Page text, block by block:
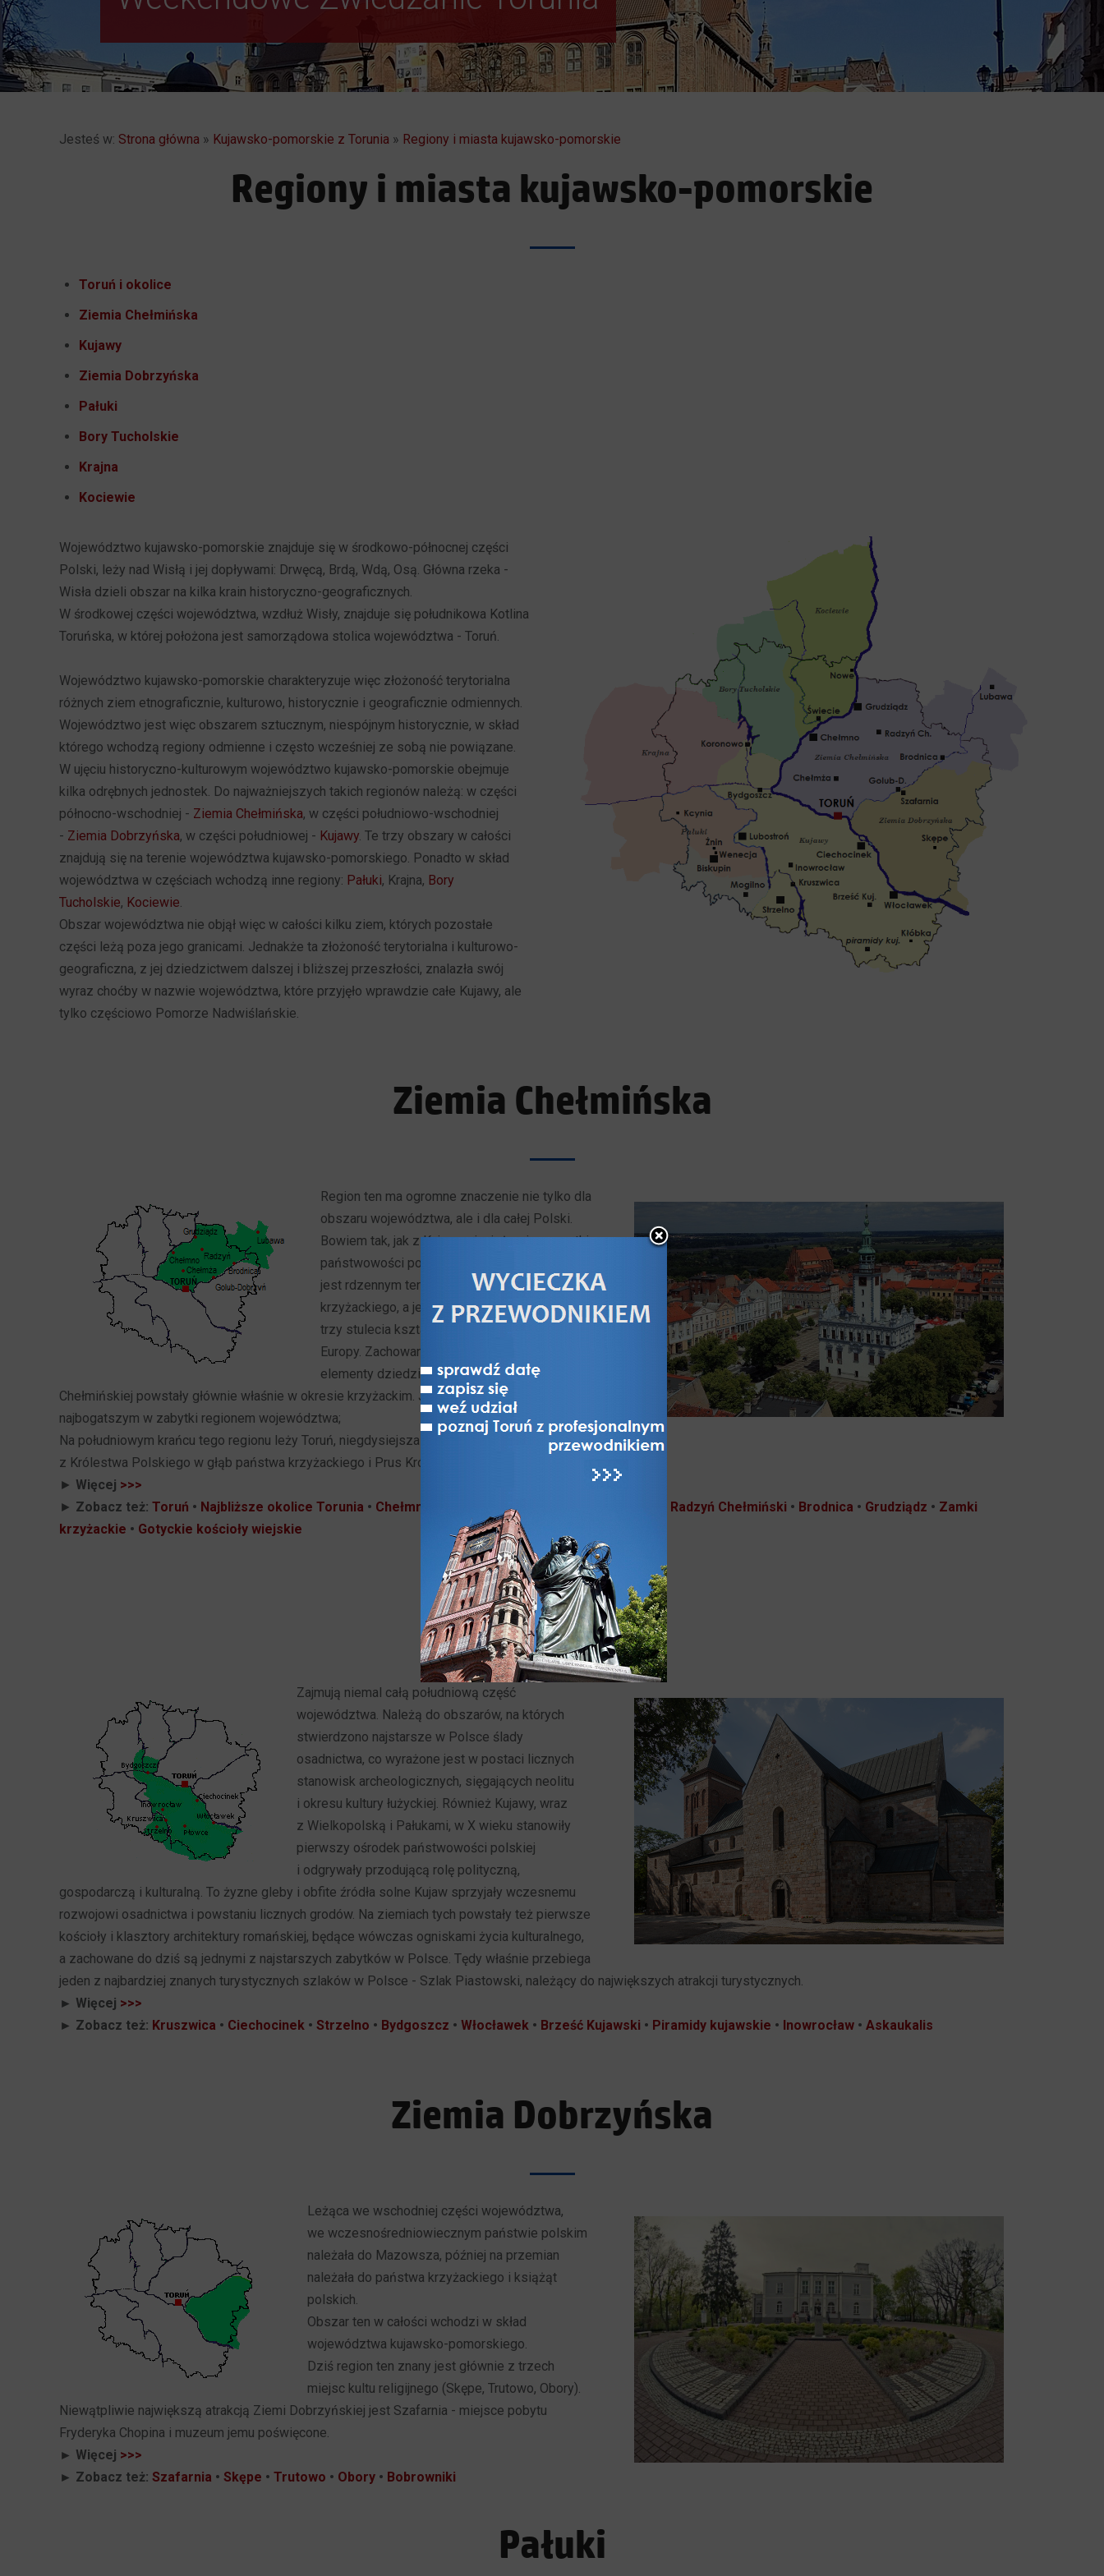
Jesteś w: Strona główna » Kujawsko-pomorskie z Torunia » Regiony i miasta kujawsko-pomorskie
Regiony i miasta kujawsko-pomorskie
Toruń i okolice
Ziemia Chełmińska
Kujawy
Ziemia Dobrzyńska
Pałuki
Bory Tucholskie
Krajna
Kociewie
Województwo kujawsko-pomorskie znajduje się w środkowo-północnej części
Polski, leży nad Wisłą i jej dopływami: Drwęcą, Brdą, Wdą, Osą. Główna rzeka -
Wisła dzieli obszar na kilka krain historyczno-geograficznych.
W środkowej części województwa, wzdłuż Wisły, znajduje się południkowa Kotlina
Toruńska, w której położona jest samorządowa stolica województwa - Toruń.
Województwo kujawsko-pomorskie charakteryzuje więc złożoność terytorialna
różnych ziem etnograficznie, kulturowo, historycznie i geograficznie odmiennych.
Województwo jest więc obszarem sztucznym, niespójnym historycznie, w skład
którego wchodzą regiony odmienne i często wcześniej ze sobą nie powiązane.
W ujęciu historyczno-kulturowym województwo kujawsko-pomorskie obejmuje
kilka odrębnych jednostek. Do najważniejszych takich regionów należą: w części
północno-wschodniej - Ziemia Chełmińska, w części południowo-wschodniej
- Ziemia Dobrzyńska, w części południowej - Kujawy. Te trzy obszary w całości
znajdują się na terenie województwa kujawsko-pomorskiego. Ponadto w skład
województwa w częściach wchodzą inne regiony: Pałuki, Krajna, Bory
Tucholskie, Kociewie.
Obszar województwa nie objął więc w całości kilku ziem, których pozostałe
części leżą poza jego granicami. Jednakże ta złożoność terytorialna i kulturowo-
geograficzna, z jej dziedzictwem dalszej i bliższej przeszłości, znalazła swój
wyraz choćby w nazwie województwa, które przyjęło wprawdzie całe Kujawy, ale
tylko częściowo Pomorze Nadwiślańskie.
Ziemia Chełmińska
Region ten ma ogromne znaczenie nie tylko dla
obszaru województwa, ale i dla całej Polski.
Bowiem tak, jak z Kujawami wiążą się początki
państwowości polskiej, tak Ziemia Chełmińska
jest rdzennym terytorium początków państwa
krzyżackiego, a jego stosunki z Polską przez
trzy stulecia kształtowały historię tej części
Europy. Zachowane do dziś podstawowe
elementy dziedzictwa kulturowego Ziemi
Chełmińskiej powstały głównie właśnie w okresie krzyżackim. Jednocześnie region ten jest
najbogatszym w zabytki regionem województwa;
Na południowym krańcu tego regionu leży Toruń, niegdysiejsza "brama Prus" prowadząca
z Królestwa Polskiego w głąb państwa krzyżackiego i Prus Królewskich później.
► Więcej >>>
► Zobacz też: Toruń • Najbliższe okolice Torunia • Chełmno •Golub-Dobrzyń Radzyń Chełmiński • Brodnica • Grudziądz • Zamki
krzyżackie • Gotyckie kościoły wiejskie
Kujawy
Zajmują niemal całą południową część
województwa. Należą do obszarów, na których
stwierdzono najstarsze w Polsce ślady
osadnictwa, co wyrażone jest w postaci licznych
stanowisk archeologicznych, sięgających neolitu
i okresu kultury łużyckiej. Również Kujawy, wraz
z Wielkopolską i Pałukami, w X wieku stanowiły
pierwszy ośrodek państwowości polskiej
i odgrywały przodującą rolę polityczną,
gospodarczą i kulturalną. To żyzne gleby i obfite źródła solne Kujaw sprzyjały wczesnemu
rozwojowi osadnictwa i powstaniu licznych grodów. Na ziemiach tych powstały też pierwsze
kościoły i klasztory architektury romańskiej, będące wówczas ogniskami życia kulturalnego,
a zachowane do dziś są jednymi z najstarszych zabytków w Polsce. Tędy właśnie przebiega
jeden z najbardziej znanych turystycznych szlaków w Polsce - Szlak Piastowski, należący do największych atrakcji turystycznych.
► Więcej >>>
► Zobacz też: Kruszwica • Ciechocinek • Strzelno • Bydgoszcz • Włocławek • Brześć Kujawski • Piramidy kujawskie • Inowrocław • Askaukalis
Ziemia Dobrzyńska
Leżąca we wschodniej części województwa,
we wczesnośredniowiecznym państwie polskim
należała do Mazowsza, później na przemian
należała do państwa krzyżackiego i książąt
polskich.
Obszar ten w całości wchodzi w skład
województwa kujawsko-pomorskiego.
Dziś region ten znany jest głównie z trzech
miejsc kultu religijnego (Skępe, Trutowo, Obory).
Niewątpliwie największą atrakcją Ziemi Dobrzyńskiej jest Szafarnia - miejsce pobytu
Fryderyka Chopina i muzeum jemu poświęcone.
► Więcej >>>
► Zobacz też: Szafarnia • Skępe • Trutowo • Obory • Bobrowniki
Pałuki